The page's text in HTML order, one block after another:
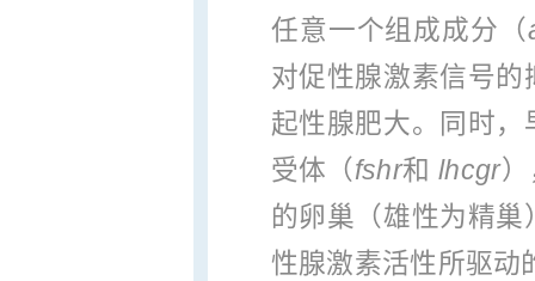
任意一个组成成分（
对促性腺激素信号
起性腺肥大。同时
受体（fshr和 lhcgr）
的卵巢（雄性为精
性腺激素活性所驱动